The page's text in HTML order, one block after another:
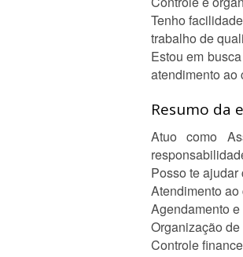
Tenho
trabalho de
Estou em
atendimento ao
Resumo da
Atuo como
Posso te ajudar
Atendimento
Agendamento
Organização
Controle